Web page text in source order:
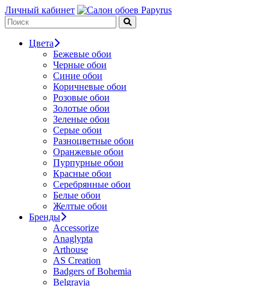
Личный кабинет
Цвета
Бежевые обои
Черные обои
Синие обои
Коричневые обои
Розовые обои
Золотые обои
Зеленые обои
Серые обои
Разноцветные обои
Оранжевые обои
Пурпурные обои
Красные обои
Серебрянные обои
Белые обои
Желтые обои
Бренды
Accessorize
Anaglypta
Arthouse
AS Creation
Badgers of Bohemia
Belgravia